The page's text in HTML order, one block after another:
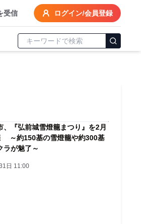
受信 ログイン/会員登録
、『弘前城雪燈籠まつり』を2月
～約150基の雪燈籠や約300基
ラが魅了～
日 11:00